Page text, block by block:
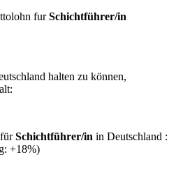
furSchichtführer/in
halten zu können,
Schichtführer/in in Deutschland :
+18%)